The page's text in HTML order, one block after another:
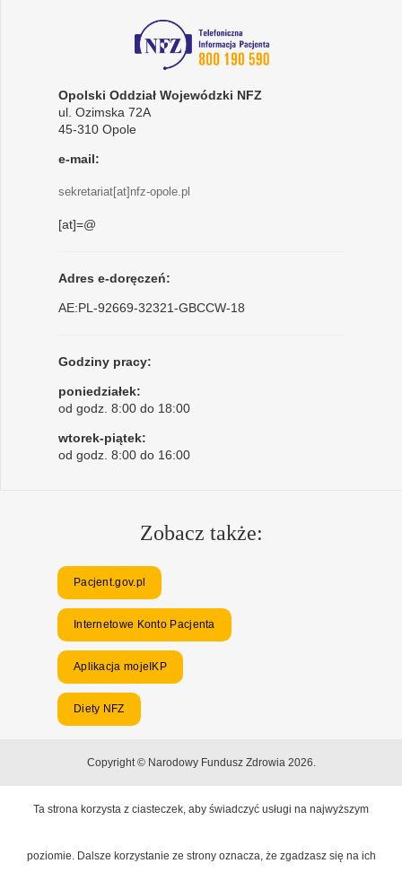
Opolski Oddział Wojewódzki NFZ
ul. Ozimska 72A
45-310 Opole
e-mail:
sekretariat[at]nfz-opole.pl
[at]=@
Adres e-doręczeń:
AE:PL-92669-32321-GBCCW-18
Godziny pracy:
poniedziałek:
od godz. 8:00 do 18:00
wtorek-piątek:
od godz. 8:00 do 16:00
Zobacz także:
Pacjent.gov.pl
Internetowe Konto Pacjenta
Aplikacja mojeIKP
Diety NFZ
Copyright © Narodowy Fundusz Zdrowia 2026.
Ta strona korzysta z ciasteczek, aby świadczyć usługi na najwyższym
poziomie. Dalsze korzystanie ze strony oznacza, że zgadzasz się na ich